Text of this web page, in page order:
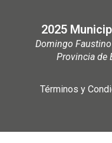
2025
Domingo
Provincia de
Términos y